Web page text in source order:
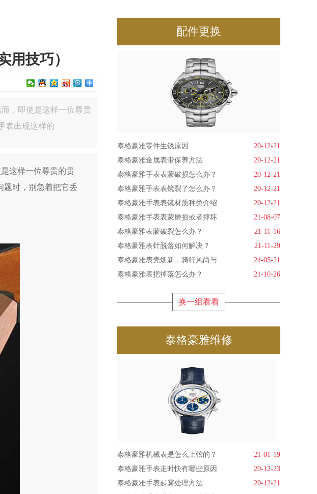
（需提前预约）
用技巧）
，即使是这样一位尊贵
表出现这样的
这样一位尊贵的贵
题时，别急着把它丢
配件更换
泰格豪雅零件生锈原因
20-12-21
泰格豪雅金属表带保养方法
20-12-21
泰格豪雅手表表蒙破损怎么办？
20-12-21
泰格豪雅手表表镜裂了怎么办？
20-12-21
泰格豪雅手表表镜材质种类介绍
20-12-21
泰格豪雅手表表蒙磨损或者摔坏
21-08-07
泰格豪雅表蒙破裂怎么办？
21-11-16
泰格豪雅表针脱落如何解决？
21-11-29
泰格豪雅表壳焕新，骑行风尚与
24-05-21
泰格豪雅表把掉落怎么办？
21-10-26
换一组看看
泰格豪雅维修
泰格豪雅机械表是怎么上弦的？
21-01-19
泰格豪雅手表走时快有哪些原因
20-12-23
泰格豪雅手表起雾处理方法
20-12-21